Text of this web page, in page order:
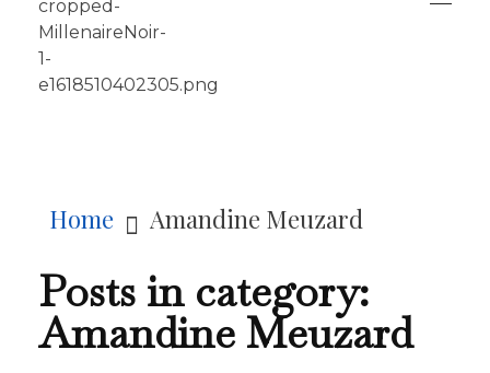
Home Amandine Meuzard
Posts in category:
Amandine Meuzard